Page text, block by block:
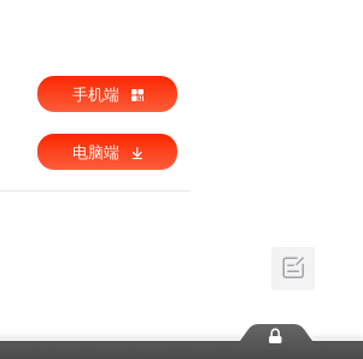
手机端
电脑端